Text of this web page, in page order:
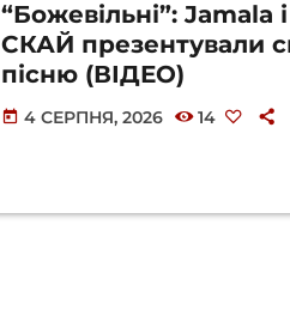
“Божевільні”: Jamala
СКАЙ презентували
пісню (ВІДЕО)
today 4 СЕРПНЯ, 2026 14